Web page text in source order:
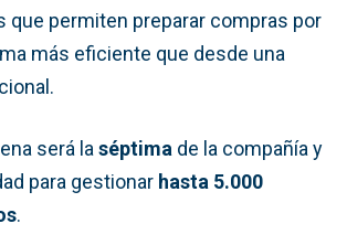
que permiten preparar compras por
más eficiente que desde una
será la séptima de la compañía y
para gestionar hasta 5.000
.